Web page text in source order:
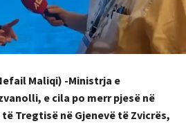
Maliqi) -Ministrja e
e cila po merr pjesë në
Tregtisë në Gjenevë të Zvicrës,